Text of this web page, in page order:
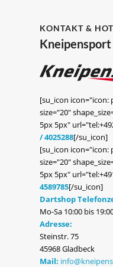
KONTAKT &
[su_icon icon="icon:
size="20"
5px 5px"
/ 4025288[/su_icon]
[su_icon icon="icon:
size="20"
5px 5px"
4589785[/su_icon]
Dartshop
Mo-Sa 10:00 bis
Adresse:
Steinstr. 75
45968 Gladbeck
Mail: